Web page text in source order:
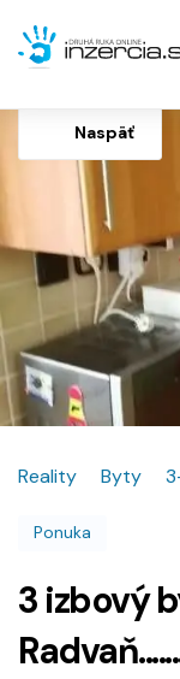
Naspäť
Reality Byty
Ponuka
3 izbový